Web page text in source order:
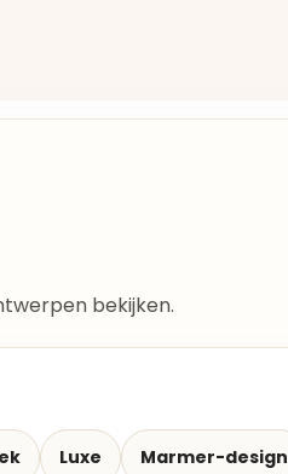
bekijken.
Luxe Marmer-design